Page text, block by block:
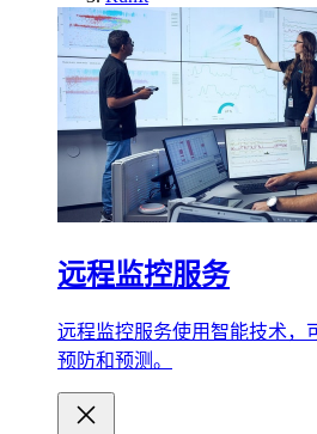
远程监控服务
远程监控服务使用智能技术，
预防和预测。